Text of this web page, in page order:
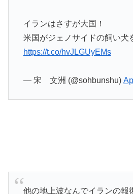
イランはさすが大国！
米国がジェノサイドの飼い犬
https://t.co/hvJLGUyEMs
— 宋 文洲 (@sohbunshu)
他の地上波なんでイランの報